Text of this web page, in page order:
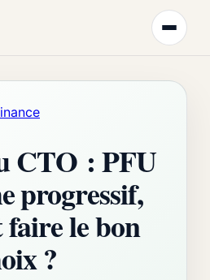
CTO : PFU
progressif,
le bon
?